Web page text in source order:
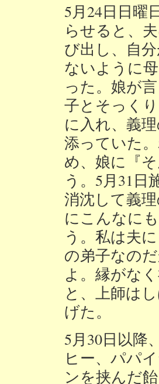
5月24日日曜
らせると、
び出し、自
ないように
った。娘が
子とそっく
に入れ、義
添っていた
め、娘に『
う。5月31日
消沈して義
にこんなに
う。私は夫
の弟子なの
よ。縁がな
と、上師は
げた。
5月30日以降
ヒー、パパ
ンを挟んだ